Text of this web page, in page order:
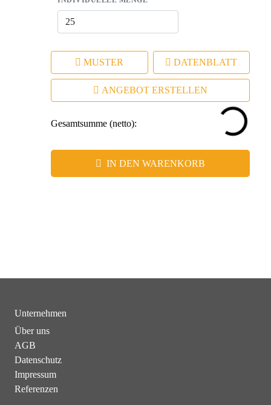
Markenerlebnis.
MUSTER DATENBLATT
ANGEBOT ERSTELLEN
Gesamtsumme (netto):
IN DEN WARENKORB
Unternehmen
Über uns
AGB
Datenschutz
Impressum
Referenzen